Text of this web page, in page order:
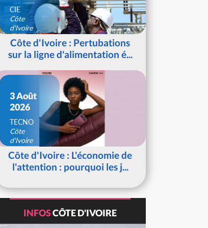
CIE
Côte
d'Ivoire
Côte d'Ivoire : Pertubations
sur la ligne d'alimentation é...
3 Août
2026
TECNO
Côte
d'Ivoire
Côte d'Ivoire : L'économie de
l'attention : pourquoi les j...
INFOSCÔTE D'IVOIRE